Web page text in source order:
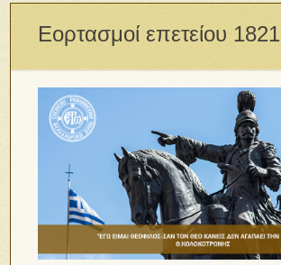
Εορτασμοί επετείου 1821